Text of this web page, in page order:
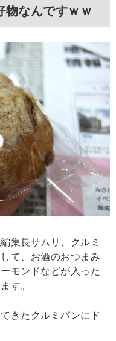
物なんですｗｗ
集長サムリ、クルミ
て、お酒のおつまみ
モンドなどが入った
す。
きたクルミパンにド